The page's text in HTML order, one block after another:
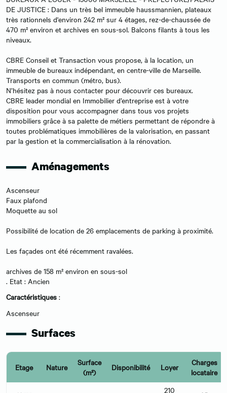
DE JUSTICE : Dans un très bel immeuble haussmannien, plateaux
très rationnels d'environ 242 m² sur 4 étages, rez-de-chaussée de
470 m² environ et archives en sous-sol. Balcons filants à tous les
niveaux.
CBRE Conseil et Transaction vous propose, à la location, un
immeuble de bureaux indépendant, en centre-ville de Marseille.
Transports en commun (métro, bus).
N’hésitez pas à nous contacter pour découvrir ces bureaux.
CBRE leader mondial en Immobilier d’entreprise est à votre
disposition pour vous accompagner dans tous vos projets
immobiliers grâce à sa palette de métiers permettant de répondre à
toutes problématiques immobilières de la valorisation, en passant
par la gestion et la commercialisation à la rénovation.
Aménagements
Ascenseur
Faux plafond
Moquette au sol
Possibilité de location de 26 emplacements de parking à proximité.
Les façades ont été récemment ravalées.
archives de 158 m² environ en sous-sol
. Etat : Ancien
Caractéristiques :
Ascenseur
Surfaces
Etage Nature
Surface
(m²)
Disponibilité Loyer
Charges
locataire
210